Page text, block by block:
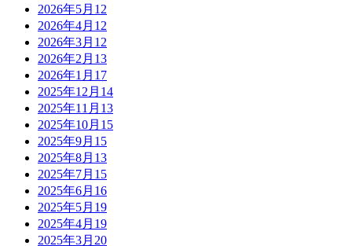
2026年5月 12
2026年4月 12
2026年3月 12
2026年2月 13
2026年1月 17
2025年12月 14
2025年11月 13
2025年10月 15
2025年9月 15
2025年8月 13
2025年7月 15
2025年6月 16
2025年5月 19
2025年4月 19
2025年3月 20